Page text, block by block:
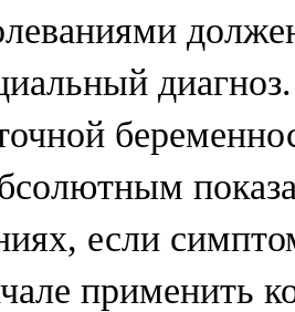
если
применить